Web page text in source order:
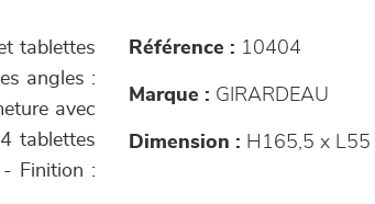
tablettes
angles :
avec
tablettes
Finition :
Référence : 10404
Marque : GIRARDEAU
Dimension : H165,5 x L55